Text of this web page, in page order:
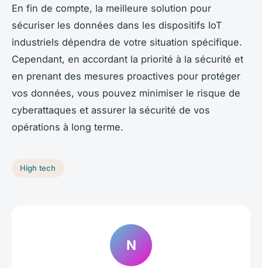
En fin de compte, la meilleure solution pour
sécuriser les données dans les dispositifs IoT
industriels dépendra de votre situation spécifique.
Cependant, en accordant la priorité à la sécurité et
en prenant des mesures proactives pour protéger
vos données, vous pouvez minimiser le risque de
cyberattaques et assurer la sécurité de vos
opérations à long terme.
High tech
N